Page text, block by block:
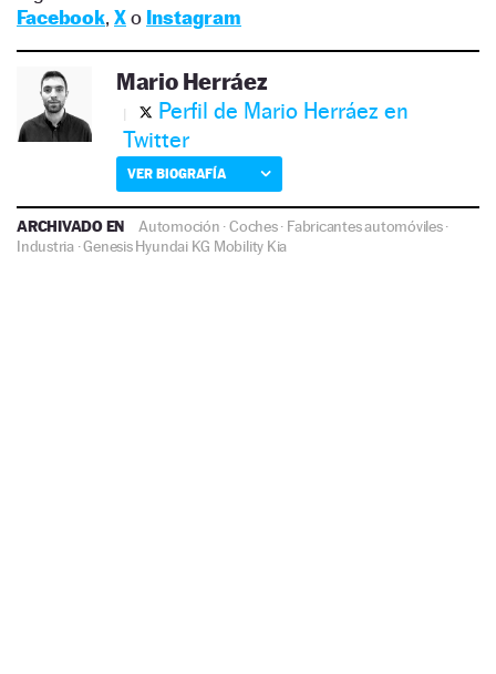
Facebook, Xo Instagram
Mario Herráez
Perfil de Mario Herráez en
Twitter
VER BIOGRAFÍA
ARCHIVADO EN Automoción ·Coches· Fabricantes automóviles·
Industria·Genesis Hyundai KG Mobility Kia